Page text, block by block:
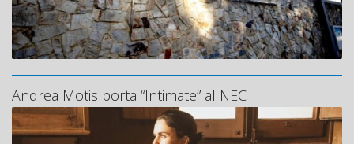
Andrea Motis porta “Intimate” al NEC